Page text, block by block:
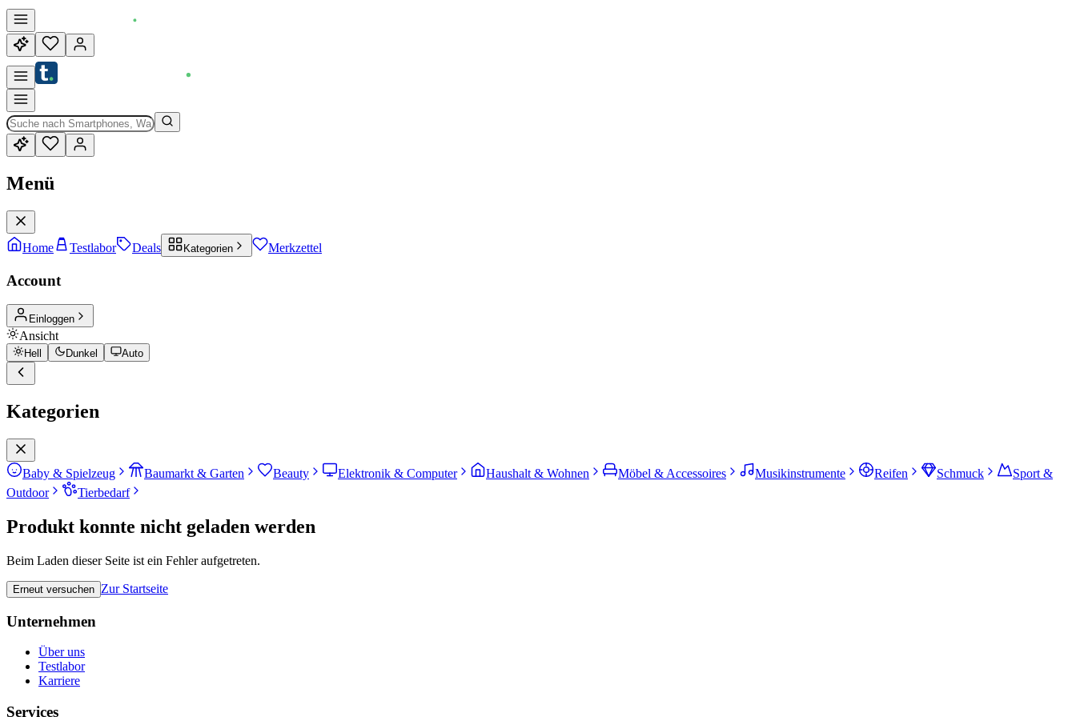
Menü
Home Testlabor Deals Kategorien Merkzettel
Account
Einloggen
Ansicht
Hell Dunkel Auto
Kategorien
Baby & Spielzeug Baumarkt & Garten Beauty Elektronik & Computer Haushalt & Wohnen Möbel & Accessoires Musikinstrumente Reifen Schmuck
Sport &
Outdoor
Tierbedarf
Produkt konnte nicht geladen werden
Beim Laden dieser Seite ist ein Fehler aufgetreten.
Erneut versuchen Zur Startseite
Unternehmen
Über uns
Testlabor
Karriere
Services